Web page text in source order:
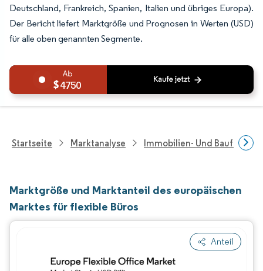
Deutschland, Frankreich, Spanien, Italien und übriges Europa).
Der Bericht liefert Marktgröße und Prognosen in Werten (USD)
für alle oben genannten Segmente.
4750
Startseite Marktanalyse Immobilien- Und
Marktgröße und Marktanteil des europäischen
Marktes für flexible Büros
Anteil